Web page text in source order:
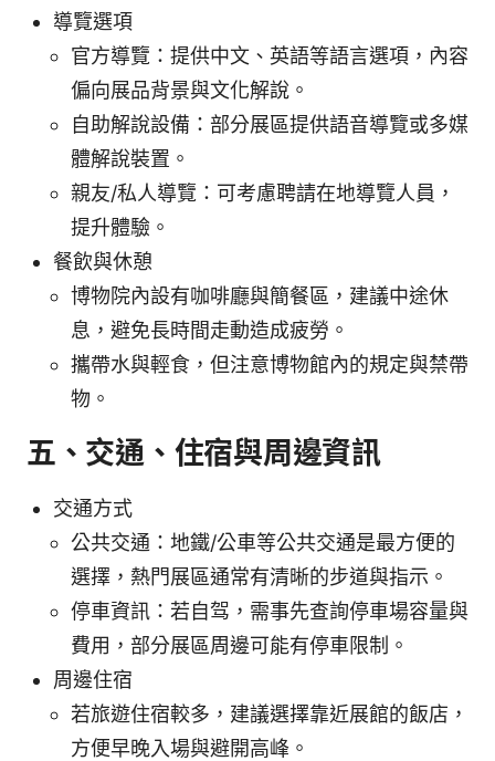
導覽選項
官方導覽：提供中文、英語等語言選項，內容
偏向展品背景與文化解說。
自助解說設備：部分展區提供語音導覽或多媒
體解說裝置。
親友/私人導覽：可考慮聘請在地導覽人員，
提升體驗。
餐飲與休憩
博物院內設有咖啡廳與簡餐區，建議中途休
息，避免長時間走動造成疲勞。
攜帶水與輕食，但注意博物館內的規定與禁帶
物。
五、交通、住宿與周邊資訊
交通方式
公共交通：地鐵/公車等公共交通是最方便的
選擇，熱門展區通常有清晰的步道與指示。
停車資訊：若自驾，需事先查詢停車場容量與
費用，部分展區周邊可能有停車限制。
周邊住宿
若旅遊住宿較多，建議選擇靠近展館的飯店，
方便早晚入場與避開高峰。